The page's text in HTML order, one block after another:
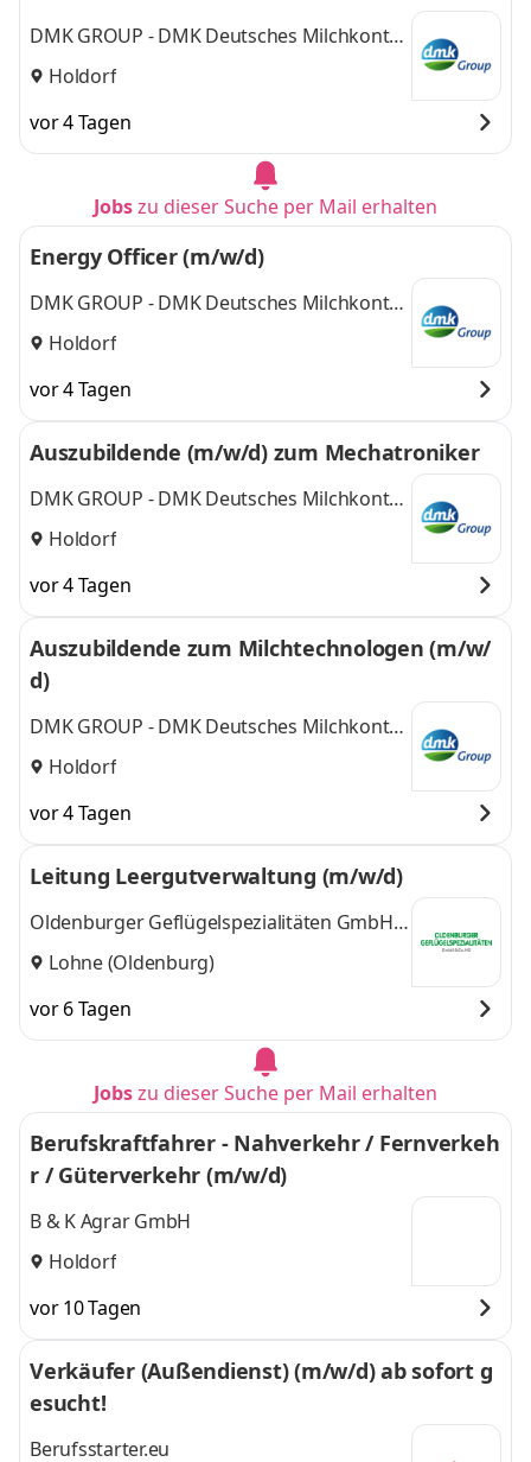
DMK GROUP - DMK Deutsches Milchkontor
GmbH
Holdorf
vor 4 Tagen
Jobszu dieser Suche per Mail erhalten
Energy Officer (m/w/d)
DMK GROUP - DMK Deutsches Milchkontor
GmbH
Holdorf
vor 4 Tagen
Auszubildende (m/w/d) zum Mechatroniker
DMK GROUP - DMK Deutsches Milchkontor
GmbH
Holdorf
vor 4 Tagen
Auszubildende zum Milchtechnologen (m/w/
d)
DMK GROUP - DMK Deutsches Milchkontor
GmbH
Holdorf
vor 4 Tagen
Leitung Leergutverwaltung (m/w/d)
Oldenburger Geflügelspezialitäten GmbH &
Co. KG
Lohne (Oldenburg)
vor 6 Tagen
Jobszu dieser Suche per Mail erhalten
Berufskraftfahrer - Nahverkehr / Fernverkeh
r / Güterverkehr (m/w/d)
B & K Agrar GmbH
Holdorf
vor 10 Tagen
Verkäufer (Außendienst) (m/w/d) ab sofort g
esucht!
Berufsstarter.eu